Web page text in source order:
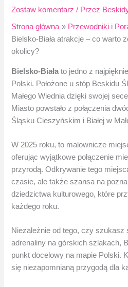
Zostaw komentarz / Przez
Strona główna
Przewodniki i
Bielsko-Biała atrakcje – co warto
okolicy?
Bielsko-Biała to jedno z
Polski. Położone u stóp Beskidu
Małego Wiednia dzięki swojej
Miasto powstało z połączenia
Śląsku Cieszyńskim i Białej w
W 2025 roku, to malownicze
oferując wyjątkowe połączenie
przyrodą. Odkrywanie tego
czasie, ale także szansa na
dziedzictwa kulturowego, które
każdego roku.
Niezależnie od tego, czy
adrenaliny na górskich szlakach,
punkt docelowy na mapie Polski.
się niezapomnianą przygodą dla